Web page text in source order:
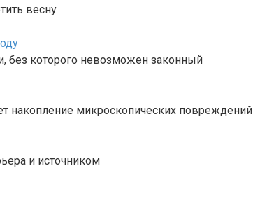
весну
без которого невозможен законный
накопление микроскопических повреждений
и источником